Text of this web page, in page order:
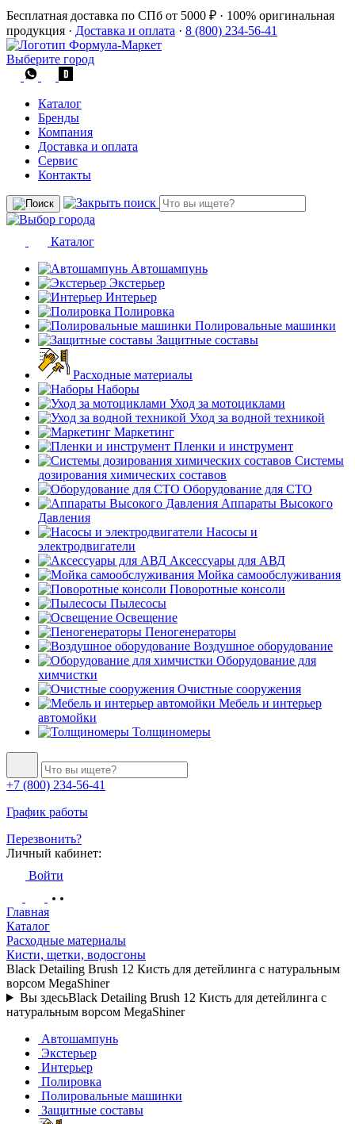
Бесплатная доставка по СПб от 5000 ₽ · 100% оригинальная
продукция · Доставка и оплата · 8 (800) 234-56-41
Выберите город
Каталог
Бренды
Компания
Доставка и оплата
Сервис
Контакты
Каталог
Автошампунь
Экстерьер
Интерьер
Полировка
Полировальные машинки
Защитные составы
Расходные материалы
Наборы
Уход за мотоциклами
Уход за водной техникой
Маркетинг
Пленки и инструмент
Системы
дозирования химических составов
Оборудование для СТО
Аппараты Высокого
Давления
Насосы и
электродвигатели
Аксессуары для АВД
Мойка самообслуживания
Поворотные консоли
Пылесосы
Освещение
Пеногенераторы
Воздушное оборудование
Оборудование для
химчистки
Очистные сооружения
Мебель и интерьер
автомойки
Толщиномеры
+7 (800) 234-56-41
График работы
Перезвонить?
Личный кабинет:
Войти
Главная
Каталог
Расходные материалы
Кисти, щетки, водосгоны
Black Detailing Brush 12 Кисть для детейлинга c натуральным
ворсом MegaShiner
Вы здесьBlack Detailing Brush 12 Кисть для детейлинга c
натуральным ворсом MegaShiner
Автошампунь
Экстерьер
Интерьер
Полировка
Полировальные машинки
Защитные составы